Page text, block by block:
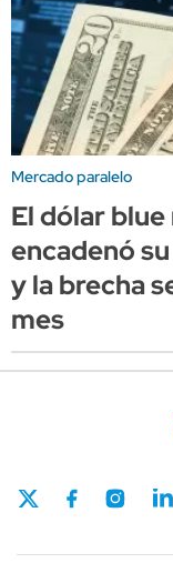
Mercado paralelo
El dólar
encadenó
y la brecha
mes